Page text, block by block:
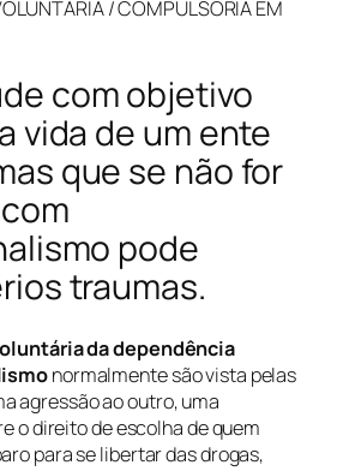
/ COMPULSÓRIA EM
com objetivo
vida de um ente
que se não for
pode
traumas.
da dependência
normalmente são vista pelas
agressão ao outro, uma
o direito de escolha de quem
para se libertar das drogas,